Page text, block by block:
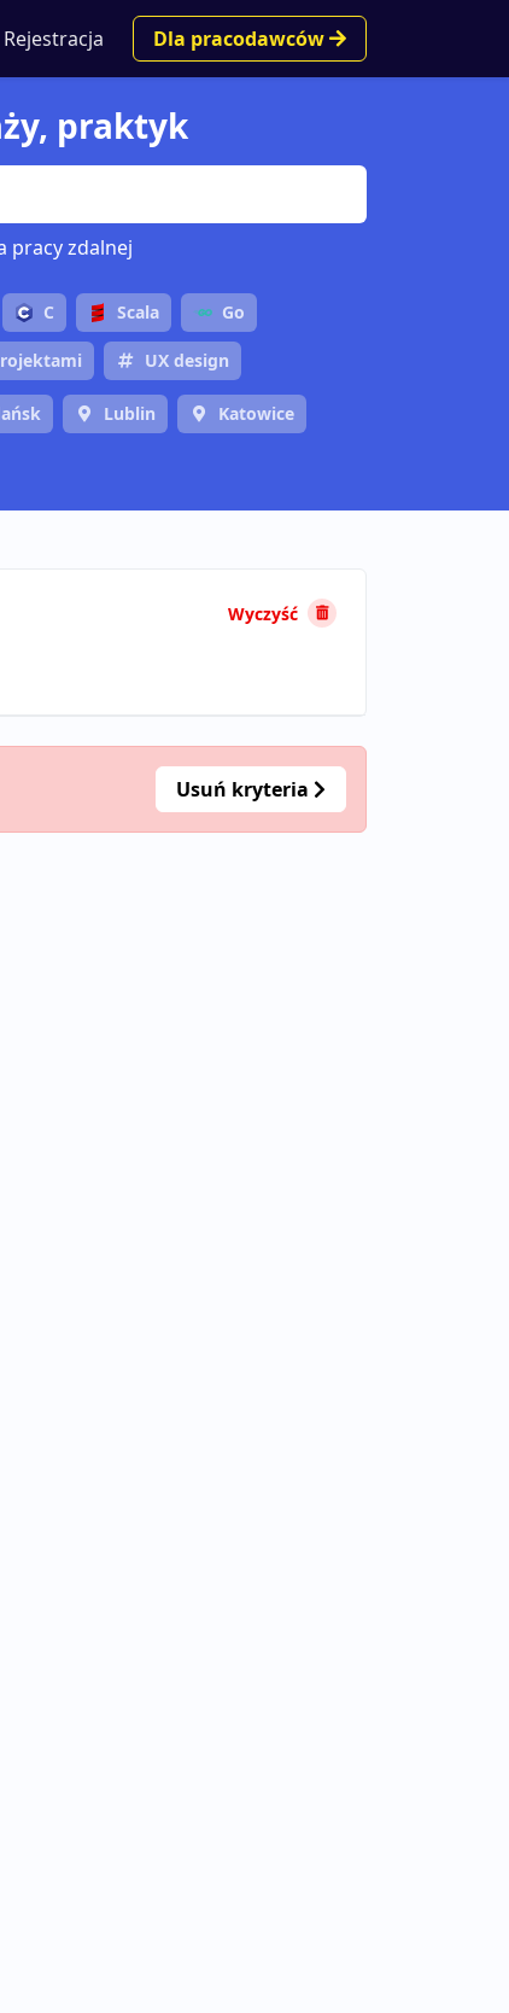
Rejestracja Dla pracodawców
praktyk
pracy zdalnej
C Scala Go
UX design
Lublin Katowice
Wyczyść
Usuń kryteria